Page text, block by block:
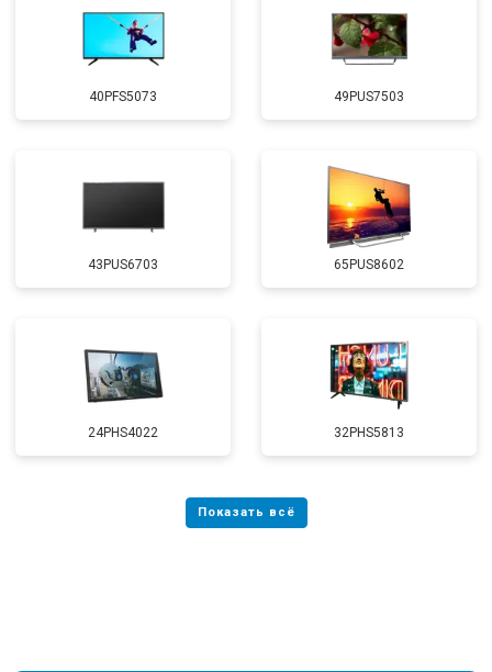
40PFS5073 49PUS7503
43PUS6703 65PUS8602
24PHS4022 32PHS5813